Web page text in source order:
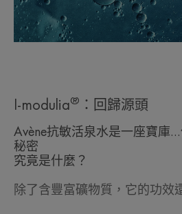
I-modulia® ：回歸源頭
Avène抗敏活泉水是一座寶庫
秘密
究竟是什麼？
除了含豐富礦物質，它的功效